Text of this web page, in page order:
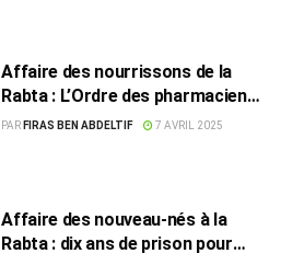
Affaire des nourrissons de la
Rabta : L’Ordre des pharmaciens
dénonce l’injustice
PAR FIRAS BEN ABDELTIF 7 AVRIL 2025
Affaire des nouveau-nés à la
Rabta : dix ans de prison pour